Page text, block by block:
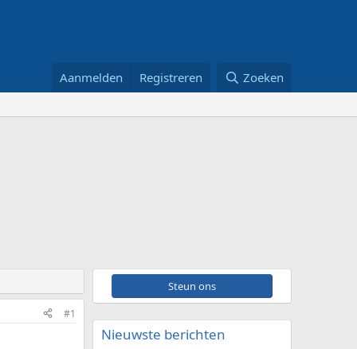
Aanmelden Registreren Zoeken
#1
Steun ons
Nieuwste berichten